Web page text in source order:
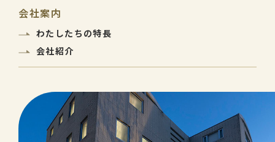
会社案内
わたしたちの特長
会社紹介